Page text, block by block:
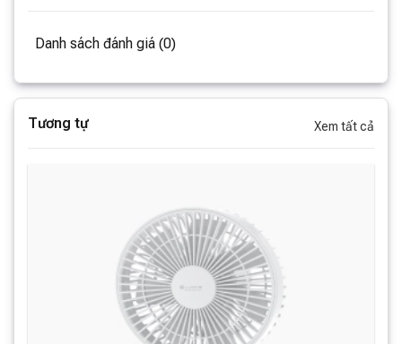
Danh sách đánh giá (0)
Tương tự Xem tất cả